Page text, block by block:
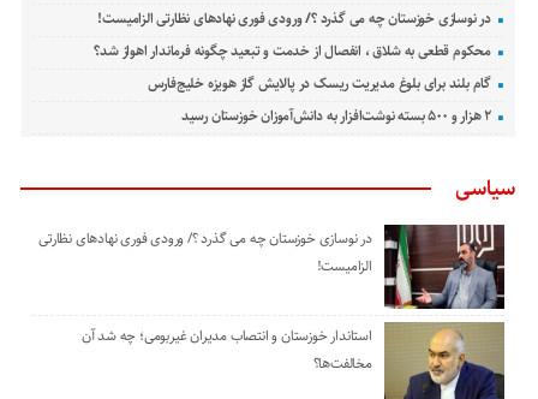
در نوسازی خوزستان چه می گذرد ؟/ ورودی فوری نهادهای نظارتی الزامیست!
محکوم قطعی به شلاق ، انفصال از خدمت و تبعید چگونه فرماندار اهواز شد؟
گام بلند برای بلوغ مدیریت ریسک در پالایش گاز هویزه خلیج‌فارس
۲ هزار و ۵۰۰ بسته نوشت‌افزار به دانش‌آموزان خوزستان رسید
سیاسی
در نوسازی خوزستان چه می گذرد ؟/ ورودی فوری نهادهای نظارتی
الزامیست!
استاندار خوزستان و انتصاب مدیران غیربومی؛ چه شد آن
مخالفت‌ها؟